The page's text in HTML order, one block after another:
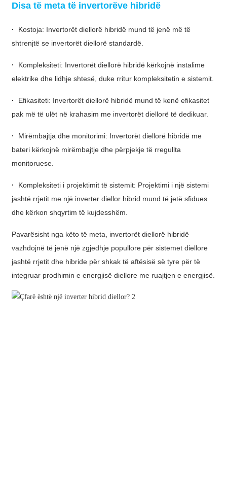
Disa të meta të invertorëve hibridë
·
Kostoja: Invertorët diellorë hibridë mund të jenë më të
shtrenjtë se invertorët diellorë standardë.
·
Kompleksiteti: Invertorët diellorë hibridë kërkojnë instalime
elektrike dhe lidhje shtesë, duke rritur kompleksitetin e sistemit.
·
Efikasiteti: Invertorët diellorë hibridë mund të kenë efikasitet
pak më të ulët në krahasim me invertorët diellorë të dedikuar.
·
Mirëmbajtja dhe monitorimi: Invertorët diellorë hibridë me
bateri kërkojnë mirëmbajtje dhe përpjekje të rregullta
monitoruese.
·
Kompleksiteti i projektimit të sistemit: Projektimi i një sistemi
jashtë rrjetit me një inverter diellor hibrid mund të jetë sfidues
dhe kërkon shqyrtim të kujdesshëm.
Pavarësisht nga këto të meta, invertorët diellorë hibridë
vazhdojnë të jenë një zgjedhje popullore për sistemet diellore
jashtë rrjetit dhe hibride për shkak të aftësisë së tyre për të
integruar prodhimin e energjisë diellore me ruajtjen e energjisë.